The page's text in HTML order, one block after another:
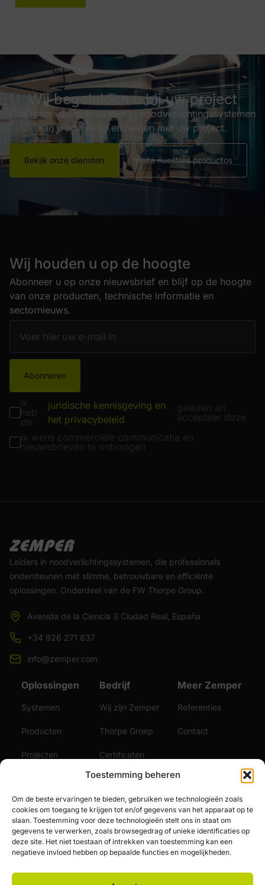
Toestemming beheren
Om de beste ervaringen te bieden, gebruiken we technologieën zoals
cookies om toegang te krijgen tot en/of gegevens van het apparaat op te
slaan. Toestemming voor deze technologieën stelt ons in staat om
gegevens te verwerken, zoals browsegedrag of unieke identificaties op
deze site. Het niet toestaan of intrekken van toestemming kan een
negatieve invloed hebben op bepaalde functies en mogelijkheden.
Wij begeleiden u bij uw project
Ons team van specialisten in noodverlichtingssystemen
kan u adviseren en helpen met uw project.
Bekijk onze diensten Visita nuestros productos
Wij houden u op de hoogte
Abonneer u op onze nieuwsbrief en blijf op de hoogte
van onze producten, technische informatie en
sectornieuws.
Abonneren
juridische kennisgeving en
het privacybeleid
Leiders in noodverlichtingssystemen, die professionals
ondersteunen met slimme, betrouwbare en efficiënte
oplossingen. Onderdeel van de FW Thorpe Group.
Avenida de la Ciencia 3 Ciudad Real, España
+34 926 271 837
info@zemper.com
Oplossingen
Systemen
Producten
Projecten
Diensten
Bedrijf
Wij zijn Zemper
Thorpe Groep
Certificaten
Video's
Nieuws
Vacatures
Meer Zemper
Referenties
Contact